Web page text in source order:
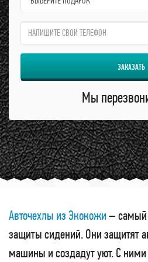
qzw:
ЗАКАЗАТЬ
Мы
Авточехлы из Экокожи– самый
защиты сидений. Они защитят
машины и создадут уют. С ними